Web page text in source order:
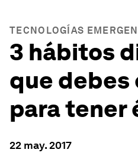
TECNOLOGÍAS
3 hábitos
que debes
para tener
22 may. 2017